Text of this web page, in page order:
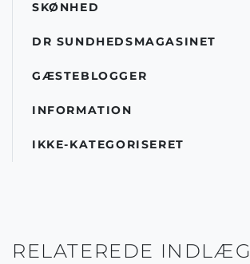
SKØNHED
DR SUNDHEDSMAGASINET
GÆSTEBLOGGER
INFORMATION
IKKE-KATEGORISERET
RELATEREDE INDLÆG